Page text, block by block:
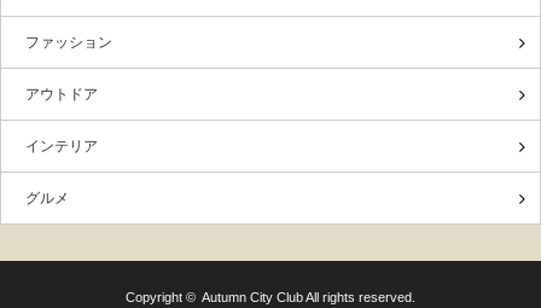
ファッション
アウトドア
インテリア
グルメ
Copyright © Autumn City ClubAll rights reserved.